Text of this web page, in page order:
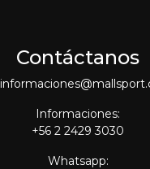
Contáctanos
Informaciones:
+56 2 2429 3030
Whatsapp: